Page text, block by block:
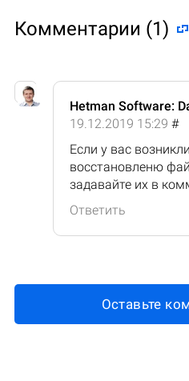
Комментарии (1)
Hetman Software:
19.12.2019 15:29 #
Если у вас
восстановленю
задавайте их в
Ответить
Оставьте